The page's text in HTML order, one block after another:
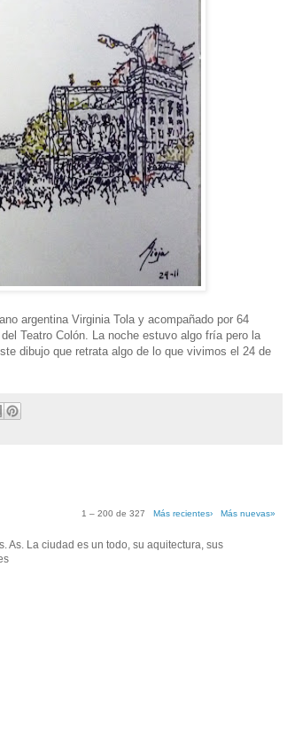
argentina Virginia Tola y acompañado por 64
Teatro Colón. La noche estuvo algo fría pero la
dibujo que retrata algo de lo que vivimos el 24 de
1 – 200 de 327 Más recientes› Más nuevas»
As. La ciudad es un todo, su aquitectura, sus